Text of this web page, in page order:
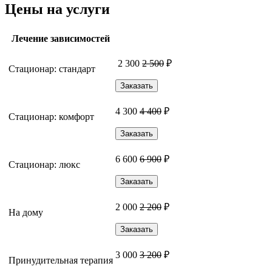
Цены на услуги
Лечение зависимостей
Стационар: стандарт
2 300 2 500 ₽
Заказать
Стационар: комфорт
4 300 4 400 ₽
Заказать
Стационар: люкс
6 600 6 900 ₽
Заказать
На дому
2 000 2 200 ₽
Заказать
Принудительная терапия
3 000 3 200 ₽